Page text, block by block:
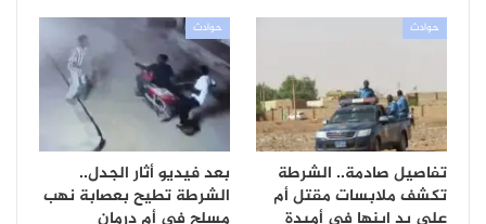
حوادث
تفاصيل صادمة.. الشرطة
تكشف ملابسات مقتل أم
حوادث
بعد فيديو أثار الجدل..
الشرطة تطيح بعصابة نهب